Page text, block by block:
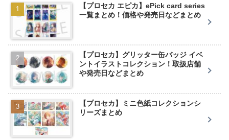
【プロセカ エピカ】ePick card series
一覧まとめ！価格や発売日などまとめ
【プロセカ】グリッター缶バッジ イベ
ントイラストコレクション！取扱店舗
や発売日などまとめ
【プロセカ】ミニ色紙コレクションシ
リーズまとめ